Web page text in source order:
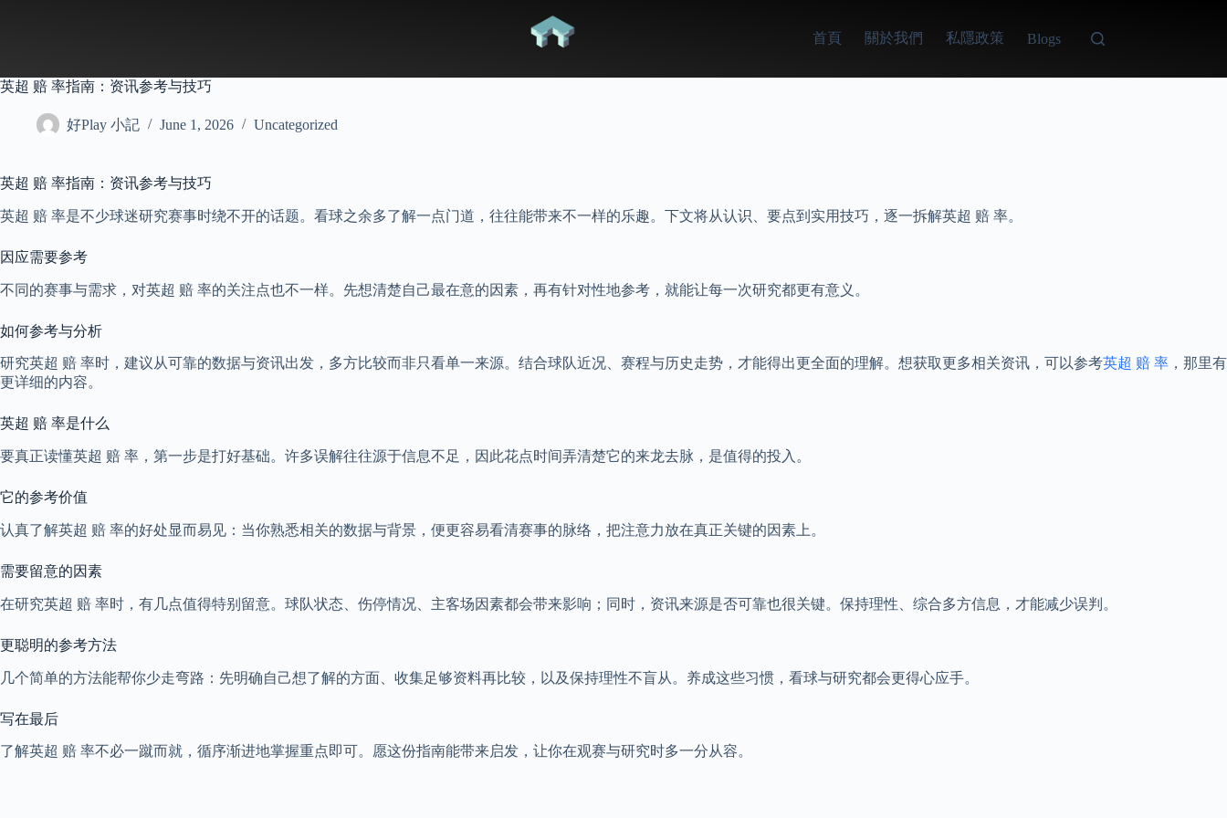
首頁 關於我們 私隱政策 Blogs
英超 赔 率指南：资讯参考与技巧
好Play 小記 June 1, 2026 Uncategorized
英超 赔 率指南：资讯参考与技巧
英超 赔 率是不少球迷研究赛事时绕不开的话题。看球之余多了解一点门道，往往能带来不一样的乐趣。下文将从认识、要点到实用技巧，逐一拆解英超 赔 率。
因应需要参考
不同的赛事与需求，对英超 赔 率的关注点也不一样。先想清楚自己最在意的因素，再有针对性地参考，就能让每一次研究都更有意义。
如何参考与分析
研究英超 赔 率时，建议从可靠的数据与资讯出发，多方比较而非只看单一来源。结合球队近况、赛程与历史走势，才能得出更全面的理解。想获取更多相关资讯，可以参考英超 赔 率 ，那里有
更详细的内容。
英超 赔 率是什么
要真正读懂英超 赔 率，第一步是打好基础。许多误解往往源于信息不足，因此花点时间弄清楚它的来龙去脉，是值得的投入。
它的参考价值
认真了解英超 赔 率的好处显而易见：当你熟悉相关的数据与背景，便更容易看清赛事的脉络，把注意力放在真正关键的因素上。
需要留意的因素
在研究英超 赔 率时，有几点值得特别留意。球队状态、伤停情况、主客场因素都会带来影响；同时，资讯来源是否可靠也很关键。保持理性、综合多方信息，才能减少误判。
更聪明的参考方法
几个简单的方法能帮你少走弯路：先明确自己想了解的方面、收集足够资料再比较，以及保持理性不盲从。养成这些习惯，看球与研究都会更得心应手。
写在最后
了解英超 赔 率不必一蹴而就，循序渐进地掌握重点即可。愿这份指南能带来启发，让你在观赛与研究时多一分从容。